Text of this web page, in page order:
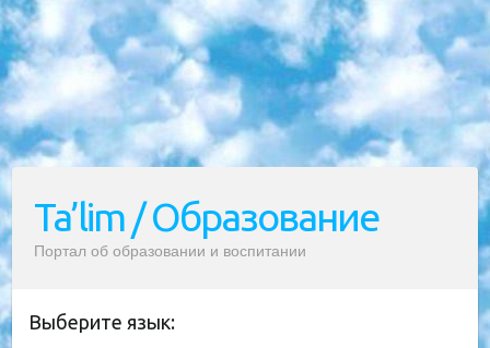
Ta’lim / Образование
Портал об образовании и воспитании
Выберите язык: